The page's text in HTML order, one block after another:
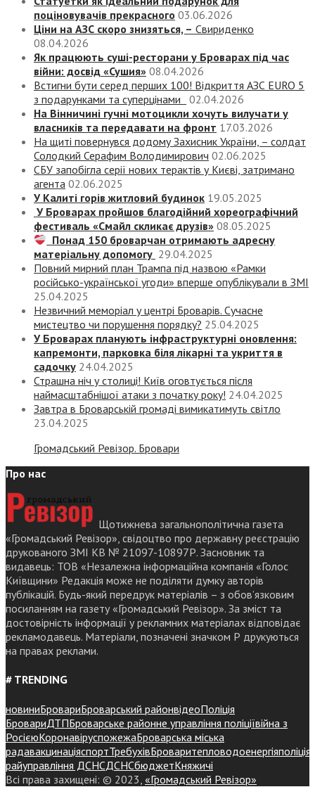
поціновувачів прекрасного 03.06.2026
Ціни на АЗС скоро знизяться, – Свириденко
08.04.2026
Як працюють суші-ресторани у Броварах під час
війни: досвід «Сушия» 08.04.2026
Встигни бути серед перших 100! Відкриття АЗС EURO 5
з подарунками та суперцінами
02.04.2026
На Вінничині гучні мотоцикли хочуть вилучати у
власників та передавати на фронт 17.03.2026
На щиті повернувся додому Захисник України, – солдат
Солодкий Серафим Володимирович 02.06.2025
СБУ запобігла серії нових терактів у Києві, затримано
агента 02.06.2025
У Калиті горів житловий будинок 19.05.2025
У Броварах пройшов благодійний хореографічний
фестиваль «Смайл скликає друзів» 08.05.2025
Понад 150 броварчан отримають адресну
матеріальну допомогу 29.04.2025
Повний мирний план Трампа під назвою «‎Рамки
російсько-української угоди» вперше опублікували в ЗМІ
25.04.2025
Незвичний меморіал у центрі Броварів. Сучасне
мистецтво чи порушення порядку? 25.04.2025
У Броварах планують інфраструктурні оновлення:
капремонти, парковка біля лікарні та укриття в
садочку 24.04.2025
Страшна ніч у столиці! Київ оговтується після
наймасштабнішої атаки з початку року! 24.04.2025
Завтра в Броварській громаді вимикатимуть світло
23.04.2025
Громадський Ревізор. Бровари
Про нас
Щотижнева загальнополітична газета
«Громадський Ревізор», свідоцтво про державну реєстрацію
друкованого ЗМІ КВ № 21097-10897Р. Засновник та
видавець: ТОВ «Незалежна інформаційна компанія «Голос
Київщини» Редакція може не поділяти думку авторів
публікацій. Будь-який передрук матеріалів – з обов’язковим
посиланням на газету «Громадський Ревізор». За зміст та
достовірність інформації у рекламних матеріалах відповідає
рекламодавець. Матеріали, позначені значком Р друкуються
на правах реклами.
# TRENDING
новиниБровариБроварський районвідеоПоліція
БровариДТПБроварське районне управління поліціївійна з
РосієюКоронавіруспожежаБроварська міська
радавакцинаціяспортТребухівБроваритепловодоенергіяполіція
райуправління ДСНСДСНСбюджетКняжичі
Всі права захищені: © 2023, «Громадський Ревізор»